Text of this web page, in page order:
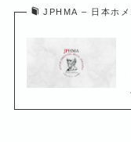
JPHMA – 日本ホ